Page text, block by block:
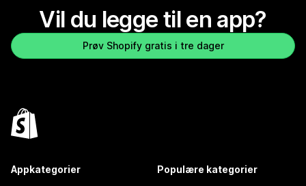
Vil du legge til en app?
Prøv Shopify gratis i tre dager
Appkategorier Populære kategorier